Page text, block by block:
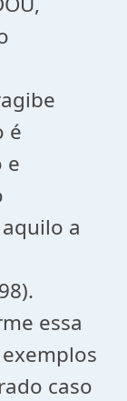
é
e
a
essa
caso